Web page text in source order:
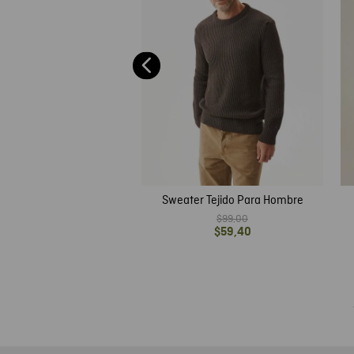
Sweater Tejido Para Hombre
$99,00
$59,40